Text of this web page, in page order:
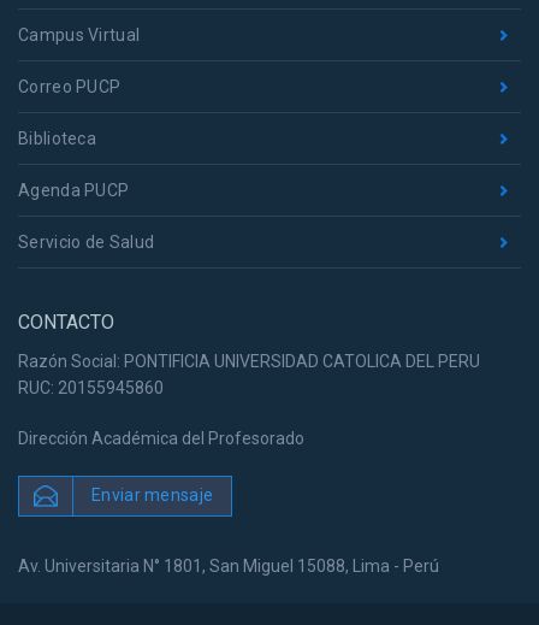
Campus Virtual
Correo PUCP
Biblioteca
Agenda PUCP
Servicio de Salud
CONTACTO
Razón Social: PONTIFICIA UNIVERSIDAD CATOLICA DEL PERU
RUC: 20155945860
Dirección Académica del Profesorado
Enviar mensaje
Av. Universitaria N° 1801, San Miguel 15088, Lima - Perú